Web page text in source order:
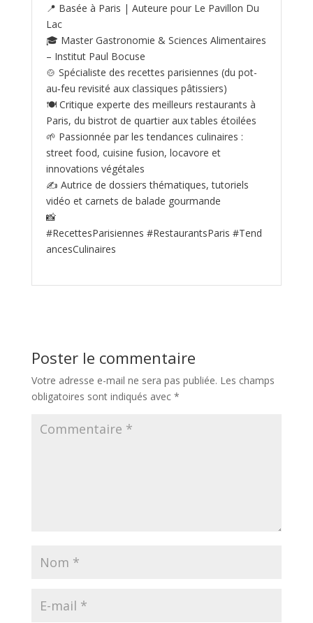
📍 Basée à Paris | Auteure pour Le Pavillon Du
Lac
🎓 Master Gastronomie & Sciences Alimentaires
– Institut Paul Bocuse
🍲 Spécialiste des recettes parisiennes (du pot-
au‑feu revisité aux classiques pâtissiers)
🍽️ Critique experte des meilleurs restaurants à
Paris, du bistrot de quartier aux tables étoilées
🌱 Passionnée par les tendances culinaires :
street food, cuisine fusion, locavore et
innovations végétales
✍️ Autrice de dossiers thématiques, tutoriels
vidéo et carnets de balade gourmande
📸
#RecettesParisiennes #RestaurantsParis #Tend
ancesCulinaires
Poster le commentaire
Votre adresse e-mail ne sera pas publiée. Les champs
obligatoires sont indiqués avec *